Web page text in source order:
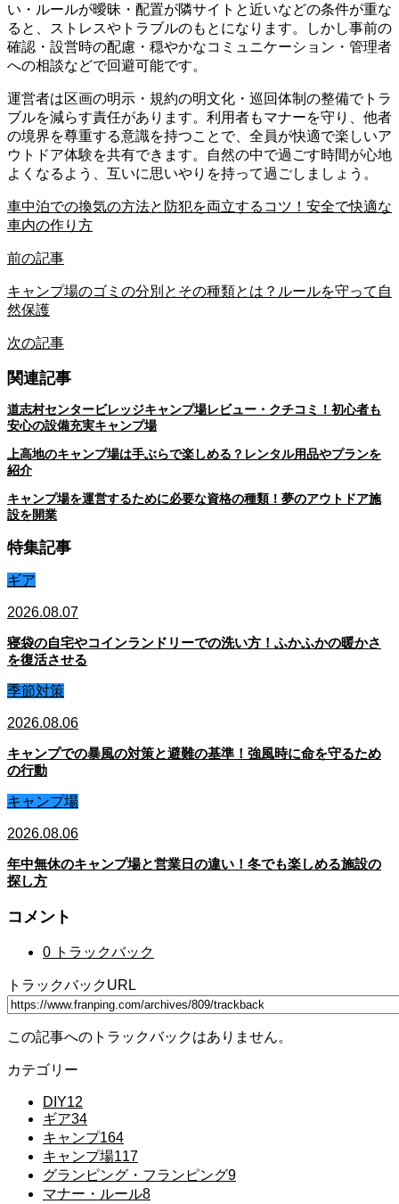
い・ルールが曖昧・配置が隣サイトと近いなどの条件が重な
ると、ストレスやトラブルのもとになります。しかし事前の
確認・設営時の配慮・穏やかなコミュニケーション・管理者
への相談などで回避可能です。
運営者は区画の明示・規約の明文化・巡回体制の整備でトラ
ブルを減らす責任があります。利用者もマナーを守り、他者
の境界を尊重する意識を持つことで、全員が快適で楽しいア
ウトドア体験を共有できます。自然の中で過ごす時間が心地
よくなるよう、互いに思いやりを持って過ごしましょう。
車中泊での換気の方法と防犯を両立するコツ！安全で快適な
車内の作り方
前の記事
キャンプ場のゴミの分別とその種類とは？ルールを守って自
然保護
次の記事
関連記事
道志村センタービレッジキャンプ場レビュー・クチコミ！初心者も
安心の設備充実キャンプ場
上高地のキャンプ場は手ぶらで楽しめる？レンタル用品やプランを
紹介
キャンプ場を運営するために必要な資格の種類！夢のアウトドア施
設を開業
特集記事
ギア
2026.08.07
寝袋の自宅やコインランドリーでの洗い方！ふかふかの暖かさ
を復活させる
季節対策
2026.08.06
キャンプでの暴風の対策と避難の基準！強風時に命を守るため
の行動
キャンプ場
2026.08.06
年中無休のキャンプ場と営業日の違い！冬でも楽しめる施設の
探し方
コメント
0 トラックバック
トラックバックURL
この記事へのトラックバックはありません。
カテゴリー
DIY12
ギア34
キャンプ164
キャンプ場117
グランピング・フランピング9
マナー・ルール8